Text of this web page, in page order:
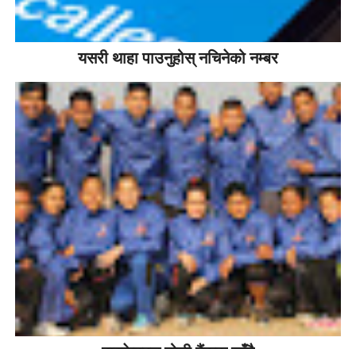
यसरी थाहा पाउनुहोस् नचिनेको नम्बर